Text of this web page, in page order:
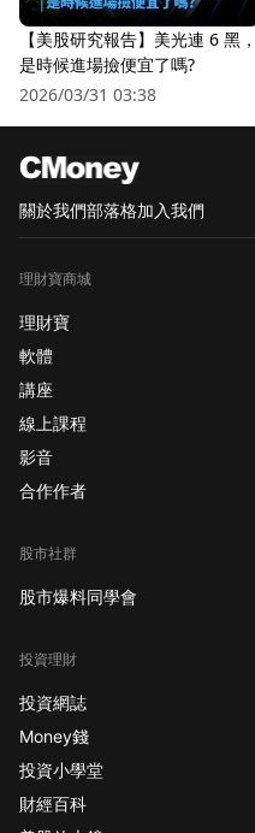
【美股研究報告】美光連 6 黑，
是時候進場撿便宜了嗎?
2026/03/31 03:38
關於我們部落格加入我們
理財寶商城
理財寶
軟體
講座
線上課程
影音
合作作者
股市社群
股市爆料同學會
投資理財
投資網誌
Money錢
投資小學堂
財經百科